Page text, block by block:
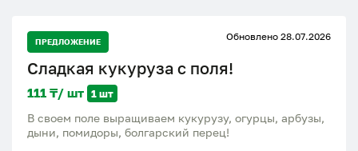
опт. Звоните или пишите, чтобы оформить заказ.
Попробуйте вкус настоящей свежей кукурузы —
количество ограничено
ПРЕДЛОЖЕНИЕ Обновлено 28.07.2026
Сладкая кукуруза с поля!
111 ₸/ шт 1 шт
В своем поле выращиваем кукурузу, огурцы, арбузы,
дыни, помидоры, болгарский перец!